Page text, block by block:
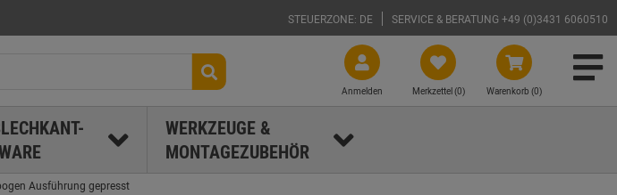
STEUERZONE: DE SERVICE & BERATUNG +49 (0)3431 6060510
Warenkorb (0)
Merkzettel (0)
Anmelden
WERKZEUGE &
MONTAGEZUBEHÖR
Ausführung gepresst